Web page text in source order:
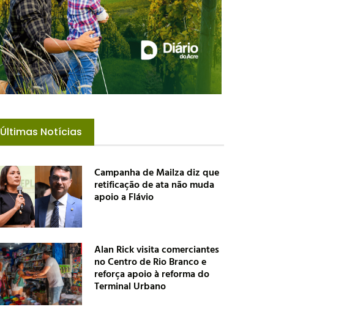
Últimas Notícias
Campanha de Mailza diz que
retificação de ata não muda
apoio a Flávio
Alan Rick visita comerciantes
no Centro de Rio Branco e
reforça apoio à reforma do
Terminal Urbano